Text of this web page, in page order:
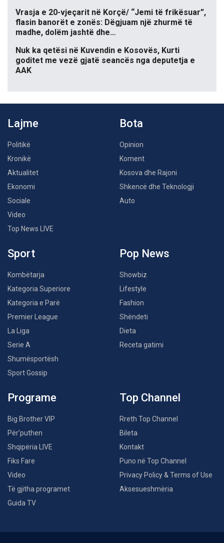
Vrasja e 20-vjeçarit në Korçë/ “Jemi të frikësuar”,
flasin banorët e zonës: Dëgjuam një zhurmë të
madhe, dolëm jashtë dhe…
Nuk ka qetësi në Kuvendin e Kosovës, Kurti
goditet me vezë gjatë seancës nga deputetja e
AAK
Lajme
Politikë
Kronikë
Aktualitet
Ekonomi
Sociale
Video
Top News LIVE
Bota
Opinion
Koment
Kosova dhe Rajoni
Shkencë dhe Teknologji
Auto
Sport
Kombëtarja
Kategoria Superiore
Kategoria e Parë
Premier League
La Liga
Serie A
Shumësportësh
Sport Gossip
Pop News
Showbiz
Lifestyle
Fashion
Shëndeti
Dieta
Receta gatimi
Programe
Big Brother VIP
Për’puthen
Shqipëria LIVE
Fiks Fare
Video
Të gjitha programet
Guida TV
Top Channel
Rreth Top Channel
Bileta
Kontakt
Puno në Top Channel
Privacy Policy & Terms of Use
Aksesueshmëria